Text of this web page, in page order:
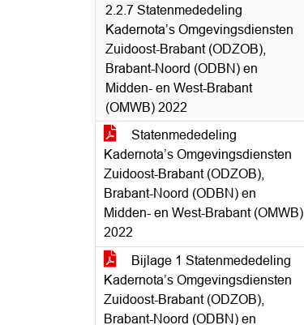
2.2.7 Statenmededeling
Kadernota’s Omgevingsdiensten
Zuidoost-Brabant (ODZOB),
Brabant-Noord (ODBN) en
Midden- en West-Brabant
(OMWB) 2022
Statenmededeling
Kadernota’s Omgevingsdiensten
Zuidoost-Brabant (ODZOB),
Brabant-Noord (ODBN) en
Midden- en West-Brabant (OMWB)
2022
Bijlage 1 Statenmededeling
Kadernota’s Omgevingsdiensten
Zuidoost-Brabant (ODZOB),
Brabant-Noord (ODBN) en